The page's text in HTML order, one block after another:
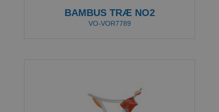
BAMBUS TRÆ NO2
VO-VOR7789